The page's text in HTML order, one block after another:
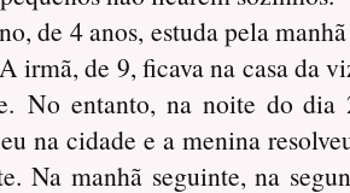
de 4 anos, estuda pela
irmã, de 9, ficava na casa da
No entanto, na noite do dia
na cidade e a menina
Na manhã seguinte, na